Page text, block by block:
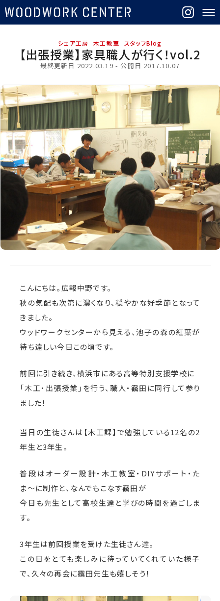
シェア工房 木工教室 スタッフBlog
【出張授業】家具職人が行く！vol.2
最終更新日 2022.03.19 - 公開日 2017.10.07
こんにちは。広報中野です。
秋の気配も次第に濃くなり、穏やかな好季節となって
きました。
ウッドワークセンターから見える、池子の森の紅葉が
待ち遠しい今日この頃です。
前回に引き続き、横浜市にある高等特別支援学校に
「木工・出張授業」を行う、職人・靍田に同行して参り
ました！
当日の生徒さんは【木工課】で勉強している12名の2
年生と3年生。
普段はオーダー設計・木工教室・DIYサポート・た
ま〜に制作と、なんでもこなす靍田が
今日も先生として高校生達と学びの時間を過ごしま
す。
3年生は前回授業を受けた生徒さん達。
この日をとても楽しみに待っていてくれていた様子
で、久々の再会に靍田先生も嬉しそう！